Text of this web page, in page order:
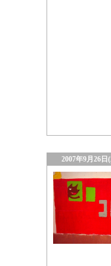
2007年9月26日